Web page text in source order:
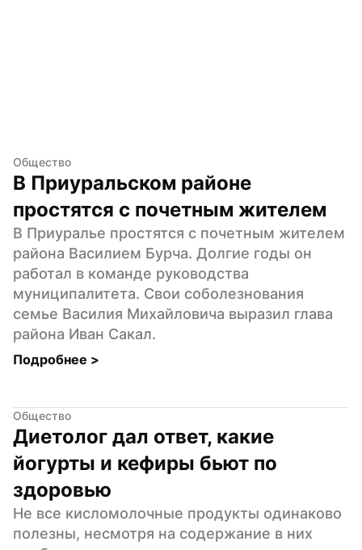
Общество
В Приуральском районе
простятся с почетным жителем
В Приуралье простятся с почетным жителем
района Василием Бурча. Долгие годы он
работал в команде руководства
муниципалитета. Свои соболезнования
семье Василия Михайловича выразил глава
района Иван Сакал.
Подробнее >
Общество
Диетолог дал ответ, какие
йогурты и кефиры бьют по
здоровью
Не все кисломолочные продукты одинаково
полезны, несмотря на содержание в них